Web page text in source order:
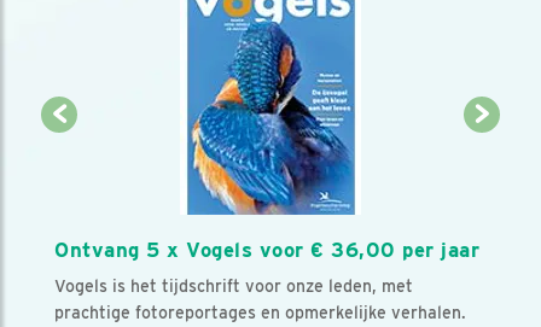
Ontvang 5 x Vogels voor € 36,00 per jaar
Vogels is het tijdschrift voor onze leden, met
prachtige fotoreportages en opmerkelijke verhalen.